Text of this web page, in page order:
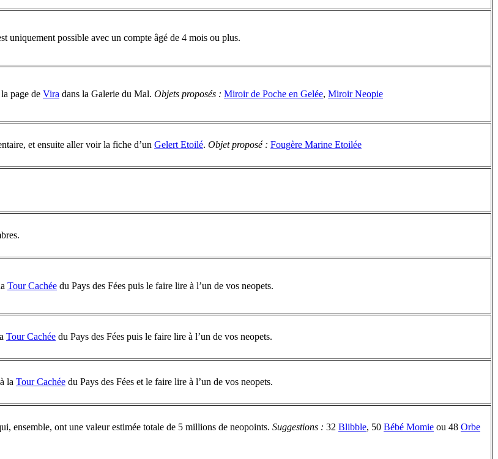
uniquement possible avec un compte âgé de 4 mois ou plus.
page de Vira dans la Galerie du Mal. Objets proposés : Miroir de Poche en Gelée, Miroir Neopie
et ensuite aller voir la fiche d’un Gelert Etoilé. Objet proposé : Fougère Marine Etoilée
Tour Cachée du Pays des Fées puis le faire lire à l’un de vos neopets.
Tour Cachée du Pays des Fées puis le faire lire à l’un de vos neopets.
la Tour Cachée du Pays des Fées et le faire lire à l’un de vos neopets.
ensemble, ont une valeur estimée totale de 5 millions de neopoints. Suggestions : 32 Blibble, 50 Bébé Momie ou 48 Orbe